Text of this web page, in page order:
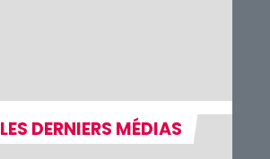
des séquences de
game...
Pokémon GO : les
LES DERNIERS MÉDIAS